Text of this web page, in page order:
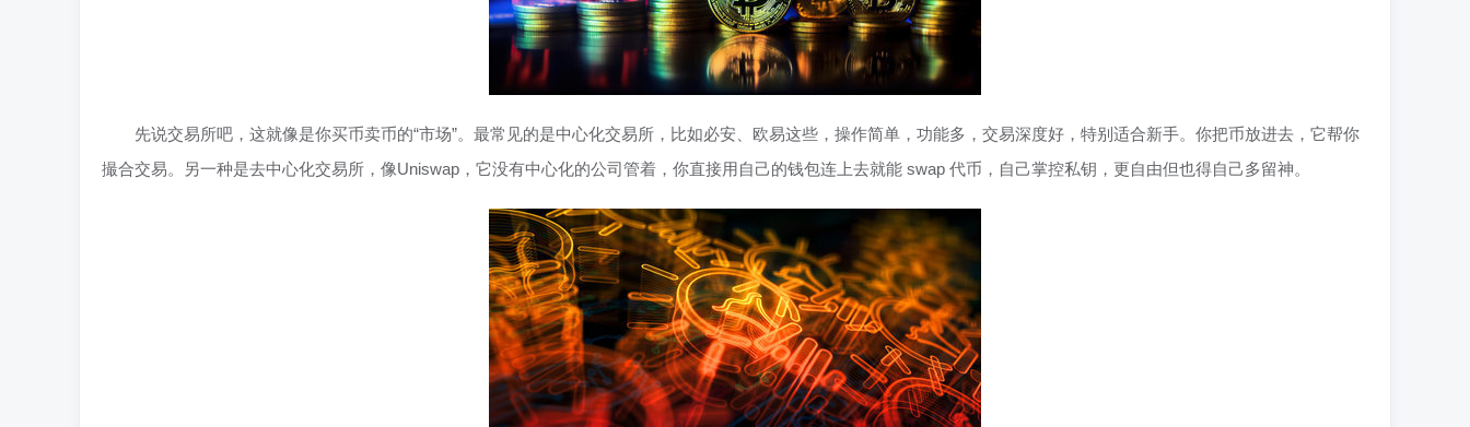
先说交易所吧，这就像是你买币卖币的“市场”。最常见的是中心化交易所，比如必安、欧易这些，操作简单，功能多，交易深度好，特别适合新手。你把币放进去，它帮你
撮合交易。另一种是去中心化交易所，像Uniswap，它没有中心化的公司管着，你直接用自己的钱包连上去就能 swap 代币，自己掌控私钥，更自由但也得自己多留神。